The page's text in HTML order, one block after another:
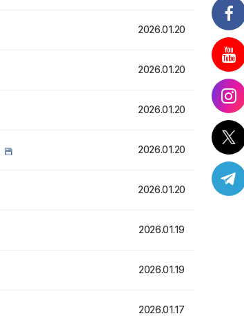
2026.01.20
2026.01.20
2026.01.20
2026.01.20
2026.01.20
2026.01.19
2026.01.19
2026.01.17